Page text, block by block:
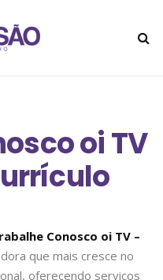
oi TV
Conosco oi TV –
que mais cresce no
oferecendo serviços